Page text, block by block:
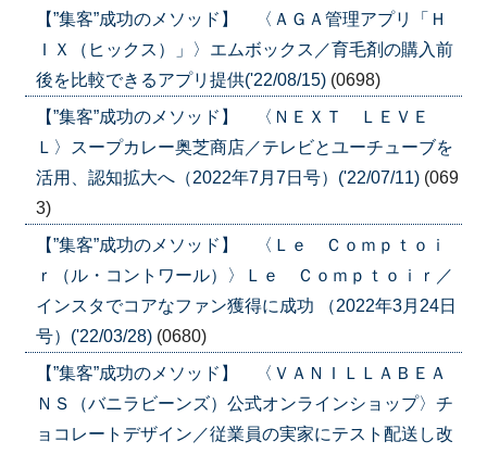
【”集客”成功のメソッド】 〈ＡＧＡ管理アプリ「Ｈ
ＩＸ（ヒックス）」〉エムボックス／育毛剤の購入前
後を比較できるアプリ提供('22/08/15) (0698)
【”集客”成功のメソッド】 〈ＮＥＸＴ ＬＥＶＥ
Ｌ〉スープカレー奥芝商店／テレビとユーチューブを
活用、認知拡大へ（2022年7月7日号）('22/07/11) (069
3)
【”集客”成功のメソッド】 〈Ｌｅ Ｃｏｍｐｔｏｉ
ｒ（ル・コントワール）〉Ｌｅ Ｃｏｍｐｔｏｉｒ／
インスタでコアなファン獲得に成功 （2022年3月24日
号）('22/03/28) (0680)
【”集客”成功のメソッド】 〈ＶＡＮＩＬＬＡＢＥＡ
ＮＳ（バニラビーンズ）公式オンラインショップ〉チ
ョコレートデザイン／従業員の実家にテスト配送し改